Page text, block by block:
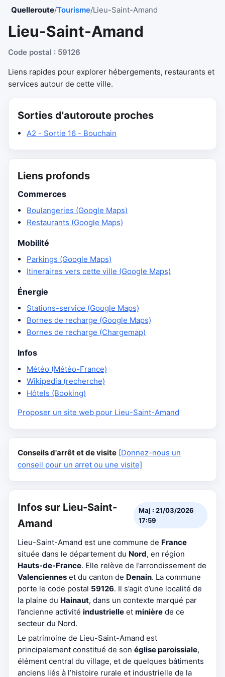
Quelleroute/Tourisme/Lieu-Saint-Amand
Lieu-Saint-Amand
Code postal : 59126
Liens rapides pour explorer hébergements, restaurants et
services autour de cette ville.
Sorties d'autoroute proches
A2 - Sortie 16 - Bouchain
Liens profonds
Commerces
Boulangeries (Google Maps)
Restaurants (Google Maps)
Mobilité
Parkings (Google Maps)
Itineraires vers cette ville (Google Maps)
Énergie
Stations-service (Google Maps)
Bornes de recharge (Google Maps)
Bornes de recharge (Chargemap)
Infos
Météo (Météo-France)
Wikipedia (recherche)
Hôtels (Booking)
Proposer un site web pour Lieu-Saint-Amand
Conseils d'arrêt et de visite [Donnez-nous un
conseil pour un arret ou une visite]
Infos sur Lieu-Saint-
Amand
Maj : 21/03/2026
17:59
Lieu-Saint-Amand est une commune de France
située dans le département du Nord, en région
Hauts-de-France. Elle relève de l’arrondissement de
Valenciennes et du canton de Denain. La commune
porte le code postal 59126. Il s’agit d’une localité de
la plaine du Hainaut, dans un contexte marqué par
l’ancienne activité industrielle et minière de ce
secteur du Nord.
Le patrimoine de Lieu-Saint-Amand est
principalement constitué de son église paroissiale,
élément central du village, et de quelques bâtiments
anciens liés à l’histoire rurale et industrielle de la